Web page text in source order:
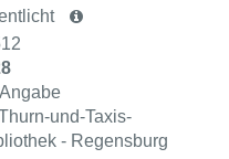
und-Taxis-
- Regensburg